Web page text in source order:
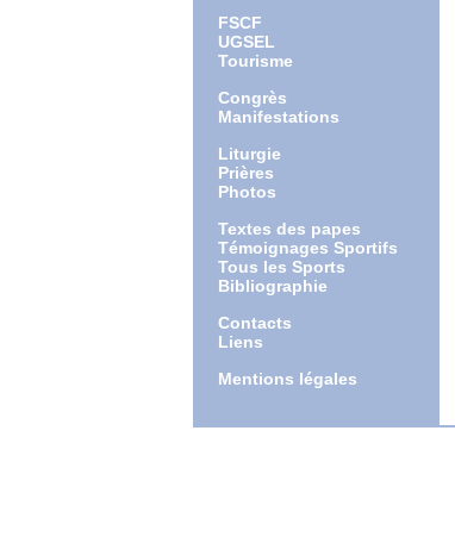
FSCF
UGSEL
Tourisme
Congrès
Manifestations
Liturgie
Prières
Photos
Textes des papes
Témoignages Sportifs
Tous les Sports
Bibliographie
Contacts
Liens
Mentions légales